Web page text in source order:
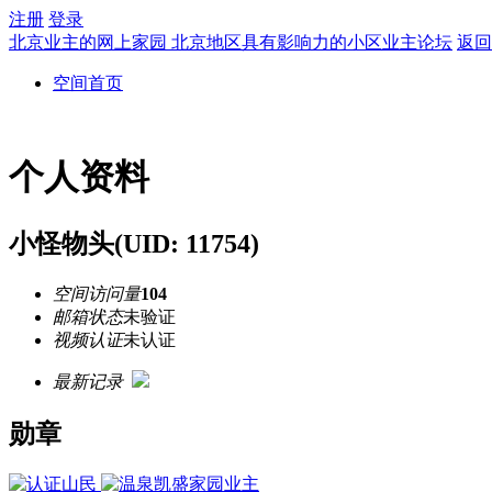
注册 登录
北京业主的网上家园 北京地区具有影响力的小区业主论坛 返
空间首页
个人资料
小怪物头(UID: 11754)
空间访问量104
邮箱状态未验证
视频认证未认证
最新记录
勋章